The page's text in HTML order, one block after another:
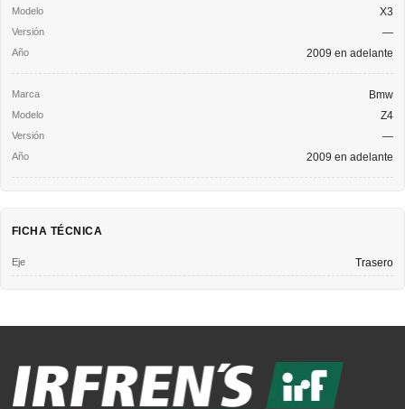
X3
—
2009 en adelante
Bmw
Z4
—
2009 en adelante
FICHA TÉCNICA
Eje Trasero